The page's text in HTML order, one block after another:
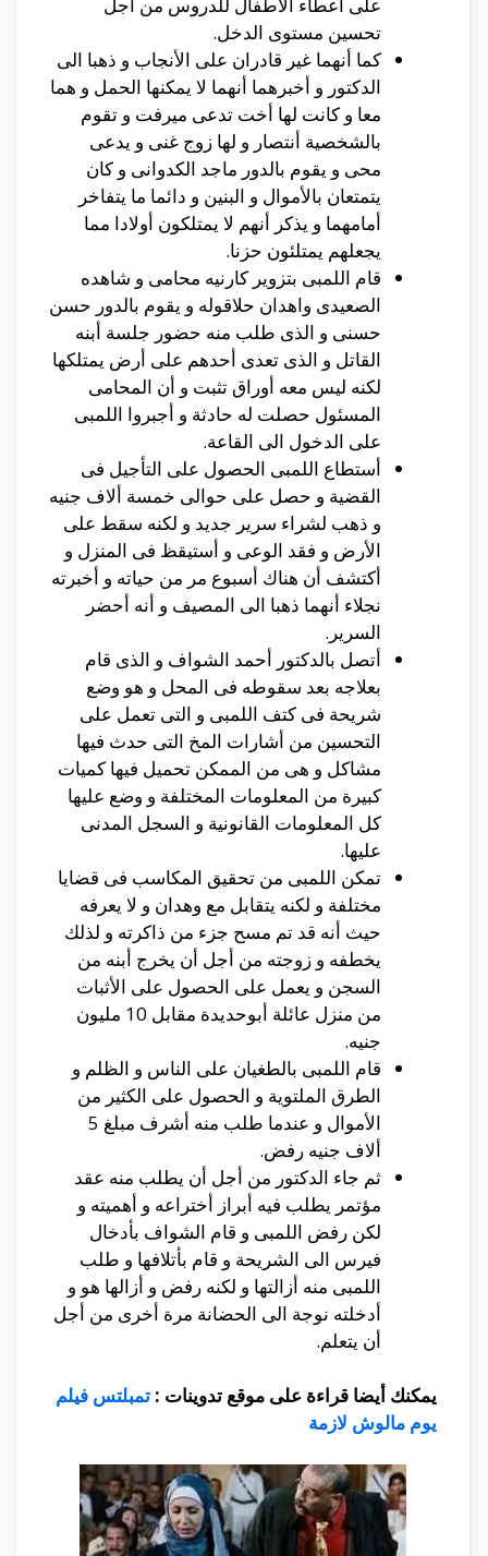
تحسين مستوى الدخل.
كما أنهما غير قادران على الأنجاب و ذهبا الى
الدكتور و أخبرهما أنهما لا يمكنها الحمل و هما
معا و كانت لها أخت تدعى ميرفت و تقوم
بالشخصية أنتصار و لها زوج غنى و يدعى
محى و يقوم بالدور ماجد الكدوانى و كان
يتمتعان بالأموال و البنين و دائما ما يتفاخر
أمامهما و يذكر أنهم لا يمتلكون أولادا مما
يجعلهم يمتلئون حزنا.
قام اللمبى بتزوير كارنيه محامى و شاهده
الصعيدى واهدان حلاقوله و يقوم بالدور حسن
حسنى و الذى طلب منه حضور جلسة أبنه
القاتل و الذى تعدى أحدهم على أرض يمتلكها
لكنه ليس معه أوراق تثبت و أن المحامى
المسئول حصلت له حادثة و أجبروا اللمبى
على الدخول الى القاعة.
أستطاع اللمبى الحصول على التأجيل فى
القضية و حصل على حوالى خمسة ألاف جنيه
و ذهب لشراء سرير جديد و لكنه سقط على
الأرض و فقد الوعى و أستيقظ فى المنزل و
أكتشف أن هناك أسبوع مر من حياته و أخبرته
نجلاء أنهما ذهبا الى المصيف و أنه أحضر
السرير.
أتصل بالدكتور أحمد الشواف و الذى قام
بعلاجه بعد سقوطه فى المحل و هو وضع
شريحة فى كتف اللمبى و التى تعمل على
التحسين من أشارات المخ التى حدث فيها
مشاكل و هى من الممكن تحميل فيها كميات
كبيرة من المعلومات المختلفة و وضع عليها
كل المعلومات القانونية و السجل المدنى
عليها.
تمكن اللمبى من تحقيق المكاسب فى قضايا
مختلفة و لكنه يتقابل مع وهدان و لا يعرفه
حيث أنه قد تم مسح جزء من ذاكرته و لذلك
يخطفه و زوجته من أجل أن يخرج أبنه من
السجن و يعمل على الحصول على الأثبات
من منزل عائلة أبوحديدة مقابل 10 مليون
جنيه.
قام اللمبى بالطغيان على الناس و الظلم و
الطرق الملتوية و الحصول على الكثير من
الأموال و عندما طلب منه أشرف مبلغ 5
ألاف جنيه رفض.
ثم جاء الدكتور من أجل أن يطلب منه عقد
مؤتمر يطلب فيه أبراز أختراعه و أهميته و
لكن رفض اللمبى و قام الشواف بأدخال
فيرس الى الشريحة و قام بأتلافها و طلب
اللمبى منه أزالتها و لكنه رفض و أزالها هو و
أدخلته نوجة الى الحضانة مرة أخرى من أجل
أن يتعلم.
يمكنك أيضا قراءة على موقع تدوينات : تمبلتس فيلم
يوم مالوش لازمة